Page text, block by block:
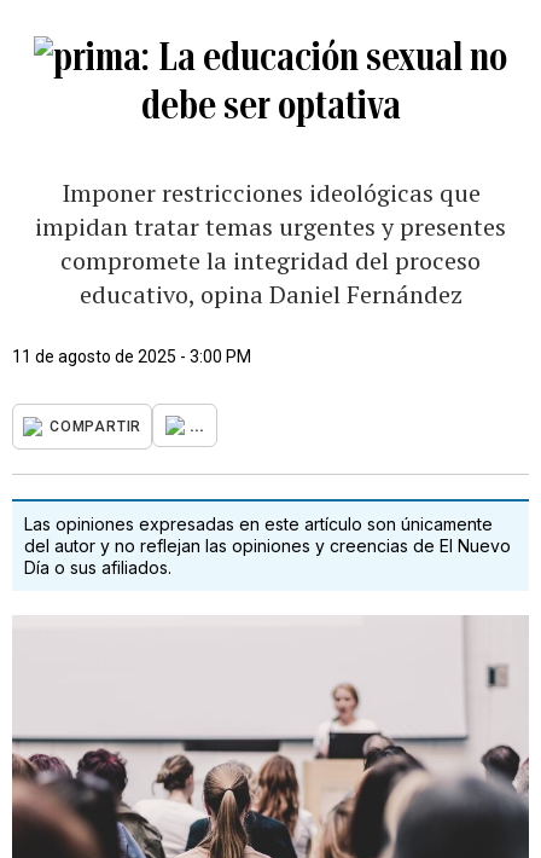
La educación sexual no
debe ser optativa
Imponer restricciones ideológicas que
impidan tratar temas urgentes y presentes
compromete la integridad del proceso
educativo, opina Daniel Fernández
11 de agosto de 2025 - 3:00 PM
COMPARTIR ...
Las opiniones expresadas en este artículo son únicamente
del autor y no reflejan las opiniones y creencias de El Nuevo
Día o sus afiliados.